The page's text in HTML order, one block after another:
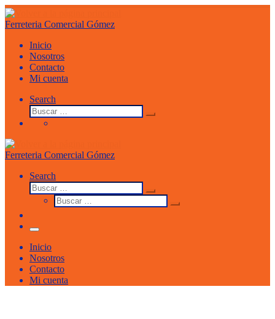
Saltar
al
contenido
Ferreteria Comercial Gómez
Inicio
Nosotros
Contacto
Mi cuenta
Search
Buscar
Buscar
Ferreteria Comercial Gómez
Search
Buscar
Buscar
…
Buscar
Buscar
Menu
Inicio
Nosotros
Contacto
Mi cuenta